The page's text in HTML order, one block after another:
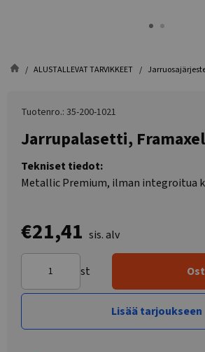
ALUSTALLEVAT TARVIKKEET
Tuotenro.: 35-200-1021
Jarrupalasetti, Framaxel
Tekniset tiedot:
Metallic Premium, ilman integroitua
€21,41 sis. alv
st
Lisää tarjoukseen